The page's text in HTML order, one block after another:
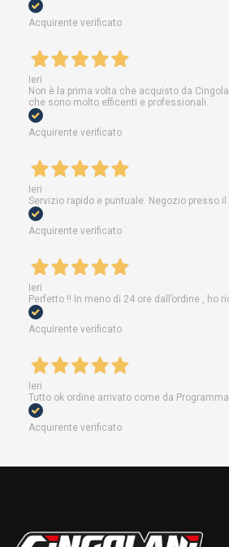
Acquirente verificato
Ieri
Non è la prima volta che acquisto da
che sono molto efficenti e professionali.
Acquirente verificato
Ieri
Servizio rapido e puntuale. Negozio presso
Acquirente verificato
Ieri
Perfetto !! In meno di 24 ore dall’ordine , ho
Acquirente verificato
Ieri
Tutto ok ordine arrivato come da
Acquirente verificato